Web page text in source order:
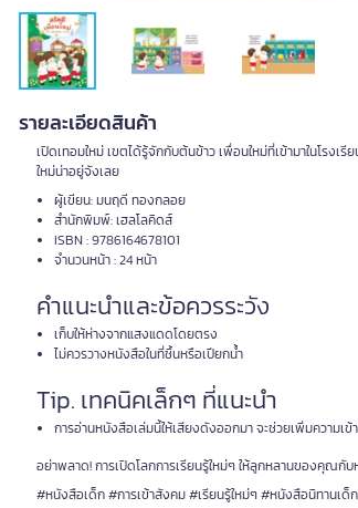
รายละเอียดสินค้า
เปิดเทอมใหม่ เขตได้รู้จักกับต้นข้าว เพื่อนใหม่ที่เข้ามาในโรงเ
ใหม่น่าอยู่จังเลย
ผู้เขียน: มนฤดี ทองกลอย
สำนักพิมพ์: เฮลโลคิดส์
ISBN : 9786164678101
จำนวนหน้า : 24 หน้า
คำแนะนำและข้อควรระวัง
เก็บให้ห่างจากแสงแดดโดยตรง
ไม่ควรวางหนังสือในที่ชื้นหรือเปียกน้ำ
Tip. เทคนิคเล็กๆ ที่แนะนำ
การอ่านหนังสือเล่มนี้ให้เสียงดังออกมา จะช่วยเพิ่มความเข้
อย่าพลาด! การเปิดโลกการเรียนรู้ใหม่ๆ ให้ลูกหลานของคุณกั
#หนังสือเด็ก #การเข้าสังคม #เรียนรู้ใหม่ๆ #หนังสือนิทานเด็